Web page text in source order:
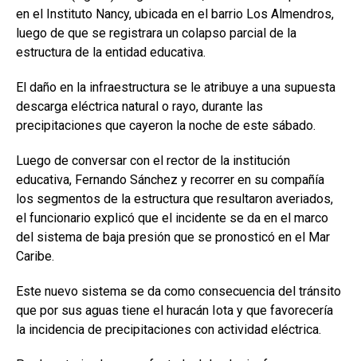
en el Instituto Nancy, ubicada en el barrio Los Almendros,
luego de que se registrara un colapso parcial de la
estructura de la entidad educativa.
El daño en la infraestructura se le atribuye a una supuesta
descarga eléctrica natural o rayo, durante las
precipitaciones que cayeron la noche de este sábado.
Luego de conversar con el rector de la institución
educativa, Fernando Sánchez y recorrer en su compañía
los segmentos de la estructura que resultaron averiados,
el funcionario explicó que el incidente se da en el marco
del sistema de baja presión que se pronosticó en el Mar
Caribe.
Este nuevo sistema se da como consecuencia del tránsito
que por sus aguas tiene el huracán Iota y que favorecería
la incidencia de precipitaciones con actividad eléctrica.